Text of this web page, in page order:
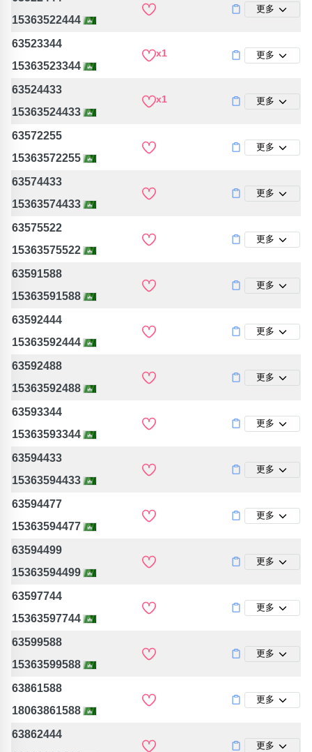
15363522444
更多
63523344
15363523344
x1 更多
63524433
15363524433
x1 更多
63572255
15363572255
更多
63574433
15363574433
更多
63575522
15363575522
更多
63591588
15363591588
更多
63592444
15363592444
更多
63592488
15363592488
更多
63593344
15363593344
更多
63594433
15363594433
更多
63594477
15363594477
更多
63594499
15363594499
更多
63597744
15363597744
更多
63599588
15363599588
更多
63861588
18063861588
更多
63862444
更多